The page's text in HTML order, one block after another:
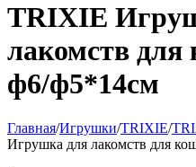
TRIXIE
лакомств
ф6/ф5*14см
Главная/Игрушки/TRIXIE/
Игрушка для лакомств для